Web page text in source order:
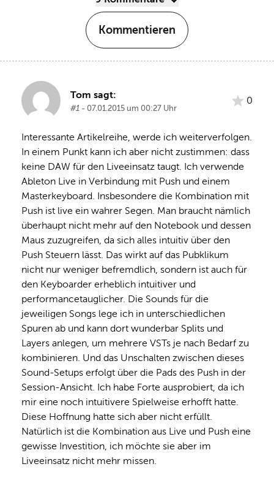
Kommentieren
Tom sagt:
#1 - 07.01.2015 um 00:27 Uhr
0
Interessante Artikelreihe, werde ich weiterverfolgen.
In einem Punkt kann ich aber nicht zustimmen: dass
keine DAW für den Liveeinsatz taugt. Ich verwende
Ableton Live in Verbindung mit Push und einem
Masterkeyboard. Insbesondere die Kombination mit
Push ist live ein wahrer Segen. Man braucht nämlich
überhaupt nicht mehr auf den Notebook und dessen
Maus zuzugreifen, da sich alles intuitiv über den
Push Steuern lässt. Das wirkt auf das Pubklikum
nicht nur weniger befremdlich, sondern ist auch für
den Keyboarder erheblich intuitiver und
performancetauglicher. Die Sounds für die
jeweiligen Songs lege ich in unterschiedlichen
Spuren ab und kann dort wunderbar Splits und
Layers anlegen, um mehrere VSTs je nach Bedarf zu
kombinieren. Und das Unschalten zwischen dieses
Sound-Setups erfolgt über die Pads des Push in der
Session-Ansicht. Ich habe Forte ausprobiert, da ich
mir eine noch intuitivere Spielweise erhofft hatte.
Diese Hoffnung hatte sich aber nicht erfüllt.
Natürlich ist die Kombination aus Live und Push eine
gewisse Investition, ich möchte sie aber im
Liveeinsatz nicht mehr missen.